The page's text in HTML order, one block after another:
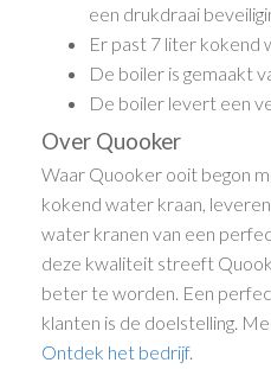
een drukdraai
Er past 7 liter kokend
De boiler is gemaakt
De boiler levert een
Over Quooker
Waar Quooker ooit begon
kokend water kraan,
water kranen van een
deze kwaliteit streeft
beter te worden. Een
klanten is de doelstelling.
Ontdek het bedrijf.